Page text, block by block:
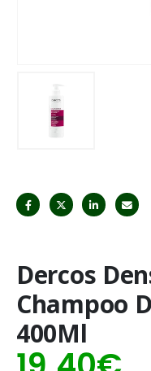
Dercos
Champoo
400Ml